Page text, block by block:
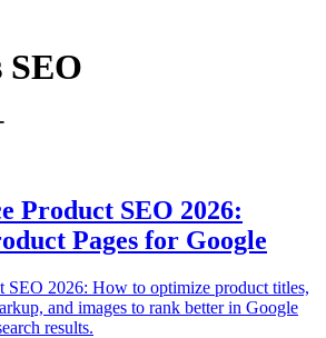
SEO
Product SEO 2026:
Pages for Google
SEO 2026: How to optimize product titles,
and images to rank better in Google
results.